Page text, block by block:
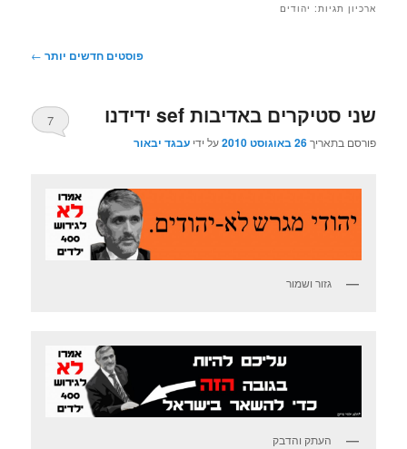
ארכיון תגיות: יהודים
פוסטים חדשים יותר ←
שני סטיקרים באדיבות sef ידידנו
פורסם בתאריך26 באוגוסט 2010 על ידיעבגד יבאור
7
גזור ושמור
העתק והדבק